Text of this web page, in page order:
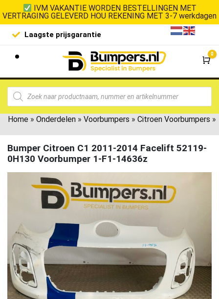
IVM VAKANTIE WORDEN BESTELLINGEN MET
VERTRAGING GELEVERD HOU REKENING MET 3-7 werkdagen
Laagste prijsgarantie De
0
Home » Onderdelen » Voorbumpers » Citroen Voorbumpers »
Bumper Citroen C1 2011-2014 Facelift 52119-
0H130 Voorbumper 1-F1-14636z